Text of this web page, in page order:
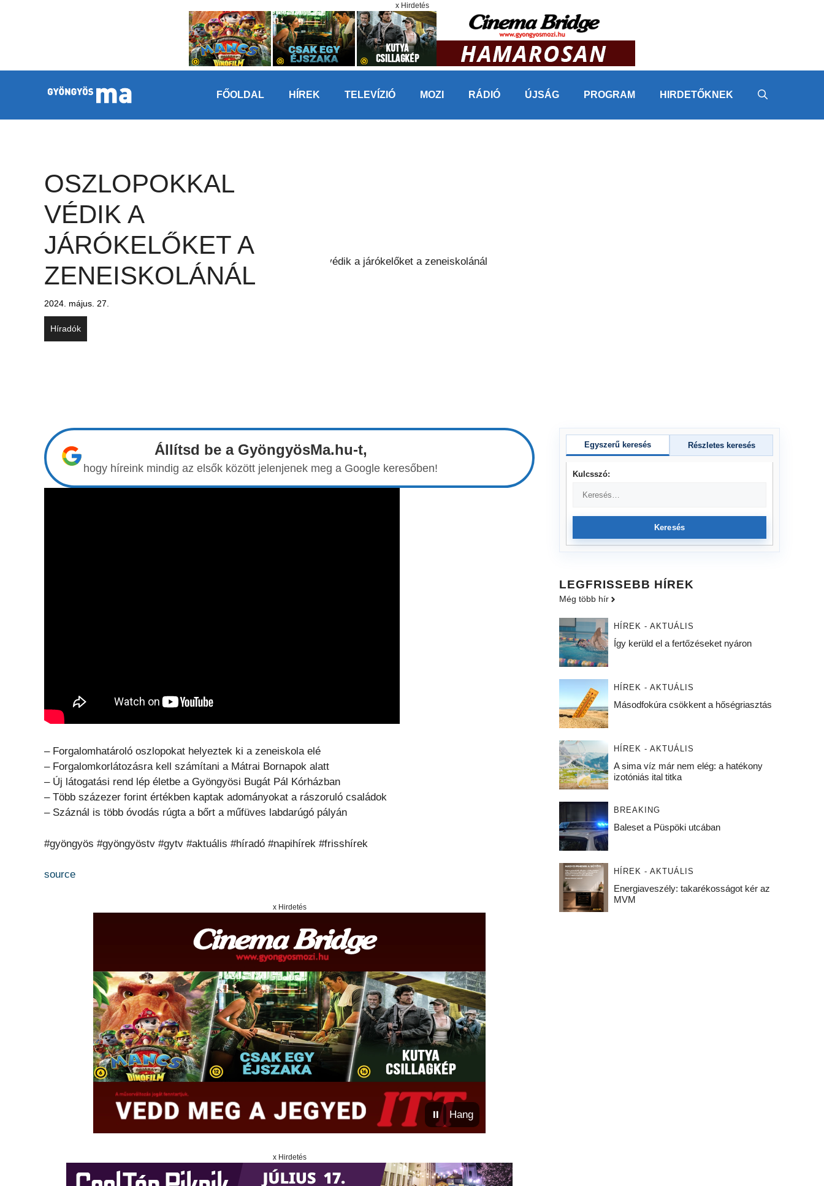
x Hirdetés
FŐOLDAL HÍREK TELEVÍZIÓ MOZI RÁDIÓ ÚJSÁG PROGRAM HIRDETŐKNEK
OSZLOPOKKAL
VÉDIK A
JÁRÓKELŐKET A
ZENEISKOLÁNÁL
2024. május. 27.
Híradók
Állítsd be a GyöngyösMa.hu-t,
hogy híreink mindig az elsők között jelenjenek meg a Google keresőben!
– Forgalomhatároló oszlopokat helyeztek ki a zeneiskola elé
– Forgalomkorlátozásra kell számítani a Mátrai Bornapok alatt
– Új látogatási rend lép életbe a Gyöngyösi Bugát Pál Kórházban
– Több százezer forint értékben kaptak adományokat a rászoruló családok
– Száznál is több óvodás rúgta a bőrt a műfüves labdarúgó pályán
#gyöngyös #gyöngyöstv #gytv #aktuális #híradó #napihírek #frisshírek
source
x Hirdetés
⏸ Hang
x Hirdetés
Egyszerű keresés Részletes keresés
Kulcsszó:
Keresés
LEGFRISSEBB HÍREK
Még több hír
HÍREK - AKTUÁLIS
Így kerüld el a fertőzéseket nyáron
HÍREK - AKTUÁLIS
Másodfokúra csökkent a hőségriasztás
HÍREK - AKTUÁLIS
A sima víz már nem elég: a hatékony
izotóniás ital titka
BREAKING
Baleset a Püspöki utcában
HÍREK - AKTUÁLIS
Energiaveszély: takarékosságot kér az
MVM